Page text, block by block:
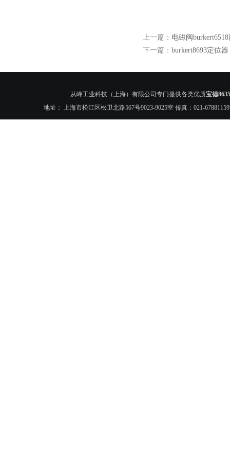
上一篇： 电磁阀
下一篇： burkert8693定位
从峰工业科技（上海）有限公司专门提供各类优质宝德
地址： 上海市松江区松卫北路567号9023-9025室 传真：021-